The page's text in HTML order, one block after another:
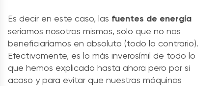
Es decir en este caso, las fuentes de energía
seríamos nosotros mismos, solo que no nos
beneficiaríamos en absoluto (todo lo contrario).
Efectivamente, es lo más inverosímil de todo lo
que hemos explicado hasta ahora pero por si
acaso y para evitar que nuestras máquinas